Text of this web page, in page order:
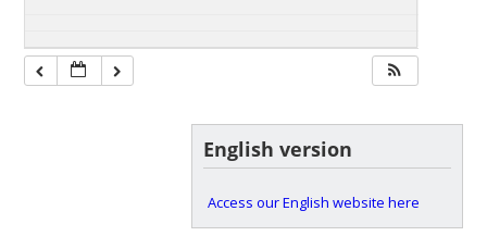
English version
Access our English website here